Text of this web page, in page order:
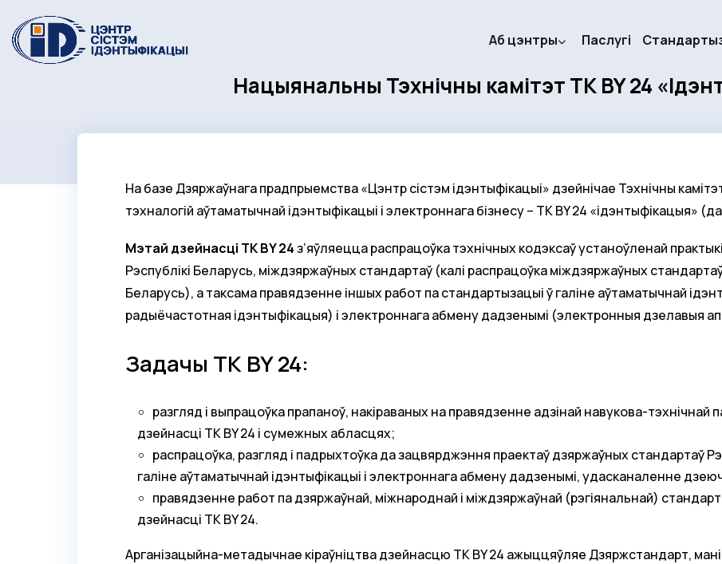
Аб цэнтры Паслугі
Нацыянальны Тэхнічны камітэт ТК BY 24
На базе Дзяржаўнага прадпрыемства «Цэнтр сістэм ідэнтыфікацыі» дзейнічае Тэхнічны
тэхналогій аўтаматычнай ідэнтыфікацыі і электроннага бізнесу – ТК BY 24 «ідэнтыфікацыя»
Мэтай дзейнасці ТК BY 24з’яўляецца распрацоўка тэхнічных кодэксаў устаноўленай
Рэспублікі Беларусь, міждзяржаўных стандартаў (калі распрацоўка міждзяржаўных
Беларусь), а таксама правядзенне іншых работ па стандартызацыі ў галіне аўтаматычнай
радыёчастотная ідэнтыфікацыя) і электроннага абмену дадзенымі (электронныя дзелавыя
Задачы ТК BY 24:
разгляд і выпрацоўка прапаноў, накіраваных на правядзенне адзінай навукова-тэхнічнай
дзейнасці ТК BY 24 і сумежных абласцях;
распрацоўка, разгляд і падрыхтоўка да зацвярджэння праектаў дзяржаўных стандартаў
галіне аўтаматычнай ідэнтыфікацыі і электроннага абмену дадзенымі, удасканаленне
правядзенне работ па дзяржаўнай, міжнароднай і міждзяржаўнай (рэгіянальнай)
дзейнасці ТК BY 24.
Арганізацыйна-метадычнае кіраўніцтва дзейнасцю ТК BY 24 ажыццяўляе Дзяржстандарт,